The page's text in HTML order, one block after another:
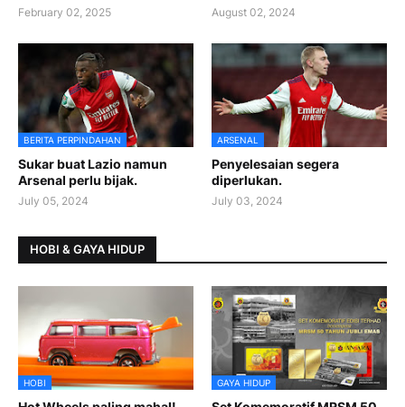
February 02, 2025 August 02, 2024
BERITA PERPINDAHAN
Sukar buat Lazio namun
Arsenal perlu bijak.
July 05, 2024
ARSENAL
Penyelesaian segera
diperlukan.
July 03, 2024
HOBI & GAYA HIDUP
HOBI GAYA HIDUP